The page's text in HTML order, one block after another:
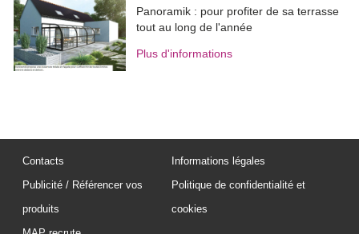
Panoramik : pour profiter de sa terrasse
tout au long de l'année
Plus d'informations
Contacts
Publicité / Référencer vos
produits
Informations légales
Politique de confidentialité et
cookies